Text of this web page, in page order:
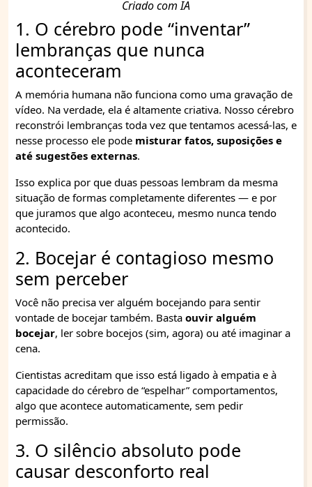
Criado com IA
1. O cérebro pode “inventar”
lembranças que nunca
aconteceram
A memória humana não funciona como uma gravação de
vídeo. Na verdade, ela é altamente criativa. Nosso cérebro
reconstrói lembranças toda vez que tentamos acessá-las, e
nesse processo ele pode misturar fatos, suposições e
até sugestões externas.
Isso explica por que duas pessoas lembram da mesma
situação de formas completamente diferentes — e por
que juramos que algo aconteceu, mesmo nunca tendo
acontecido.
2. Bocejar é contagioso mesmo
sem perceber
Você não precisa ver alguém bocejando para sentir
vontade de bocejar também. Basta ouvir alguém
bocejar, ler sobre bocejos (sim, agora) ou até imaginar a
cena.
Cientistas acreditam que isso está ligado à empatia e à
capacidade do cérebro de “espelhar” comportamentos,
algo que acontece automaticamente, sem pedir
permissão.
3. O silêncio absoluto pode
causar desconforto real